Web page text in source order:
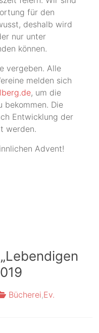
für den
deshalb wird
nur unter
können.
vergeben. Alle
melden sich
, um die
bekommen. Die
Entwicklung der
werden.
Advent!
Bücherei,Ev.